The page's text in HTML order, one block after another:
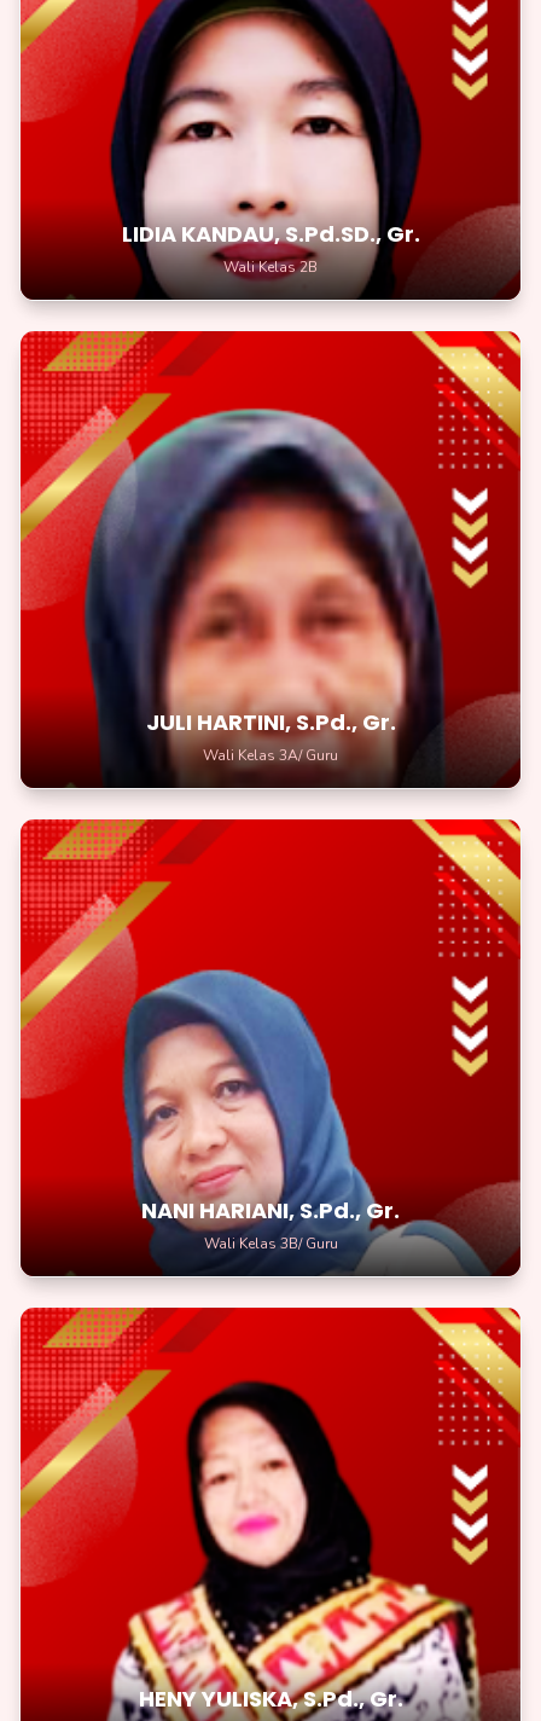
LIDIA KANDAU, S.Pd.SD., Gr.
Wali Kelas 2B
LIDIA KANDAU, S.Pd.SD., Gr.
Wali Kelas 2B
Belajarlah dengan senang hati, ilmu adalah kunci menuju
impianmu
JULI HARTINI, S.Pd., Gr.
Wali Kelas 3A/ Guru
JULI HARTINI, S.Pd., Gr.
Wali Kelas 3A/Guru
Setiap pelajaran adalah petualangan baru menuju pengetahuan
yang lebih luas.
NANI HARIANI, S.Pd., Gr.
Wali Kelas 3B/ Guru
NANI HARIANI, S.Pd., Gr.
Wali Kelas 3B/Guru
Raih bintang dengan belajar, dan dunia akan terbuka untukmu
HENY YULISKA, S.Pd., Gr.
HENY YULISKA, S.Pd., Gr.
Wali Kelas 4A/Guru
Jadilah seperti pahlawan yang berani menaklukkan buku-buku
dan pensil.